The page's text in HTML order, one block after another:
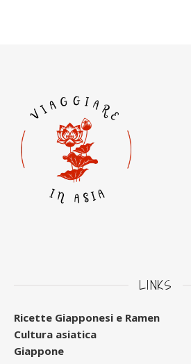
LINKS
Ricette Giapponesi e Ramen
Cultura asiatica
Giappone